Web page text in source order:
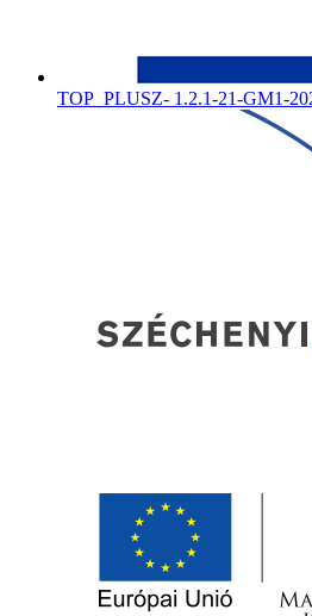
TOP_PLUSZ- 1.2.1-21-GM1-